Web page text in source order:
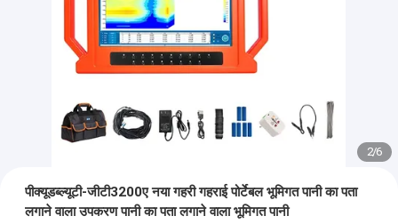
2/6
पीक्यूडब्ल्यूटी-जीटी3200ए नया गहरी गहराई पोर्टेबल भूमिगत पानी का पता
लगाने वाला उपकरण पानी का पता लगाने वाला भूमिगत पानी